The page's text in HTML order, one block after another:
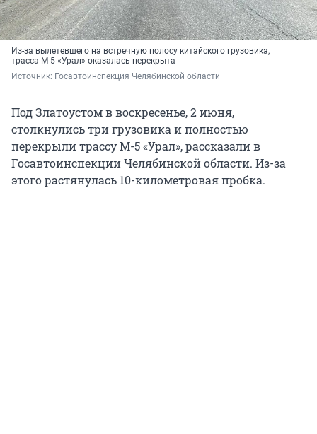
Из-за вылетевшего на встречную полосу китайского грузовика,
трасса М-5 «Урал» оказалась перекрыта
Источник: Госавтоинспекция Челябинской области
Под Златоустом в воскресенье, 2 июня,
столкнулись три грузовика и полностью
перекрыли трассу М-5 «Урал», рассказали в
Госавтоинспекции Челябинской области. Из-за
этого растянулась 10-километровая пробка.